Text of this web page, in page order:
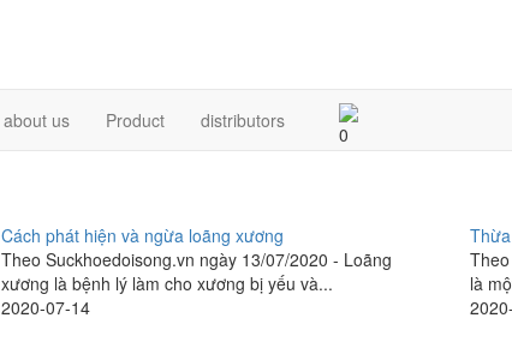
about us Product distributors
0
Cách phát hiện và ngừa loãng xương
Theo Suckhoedoisong.vn ngày 13/07/2020 - Loãng
xương là bệnh lý làm cho xương bị yếu và...
2020-07-14
là